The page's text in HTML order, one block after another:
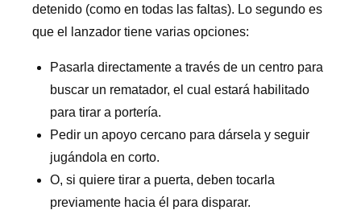
detenido (como en todas las faltas). Lo segundo es
que el lanzador tiene varias opciones:
Pasarla directamente a través de un centro para
buscar un rematador, el cual estará habilitado
para tirar a portería.
Pedir un apoyo cercano para dársela y seguir
jugándola en corto.
O, si quiere tirar a puerta, deben tocarla
previamente hacia él para disparar.